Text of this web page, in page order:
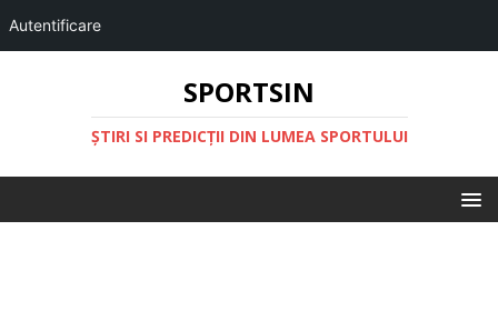
Autentificare
SPORTSIN
ŞTIRI SI PREDICŢII DIN LUMEA SPORTULUI